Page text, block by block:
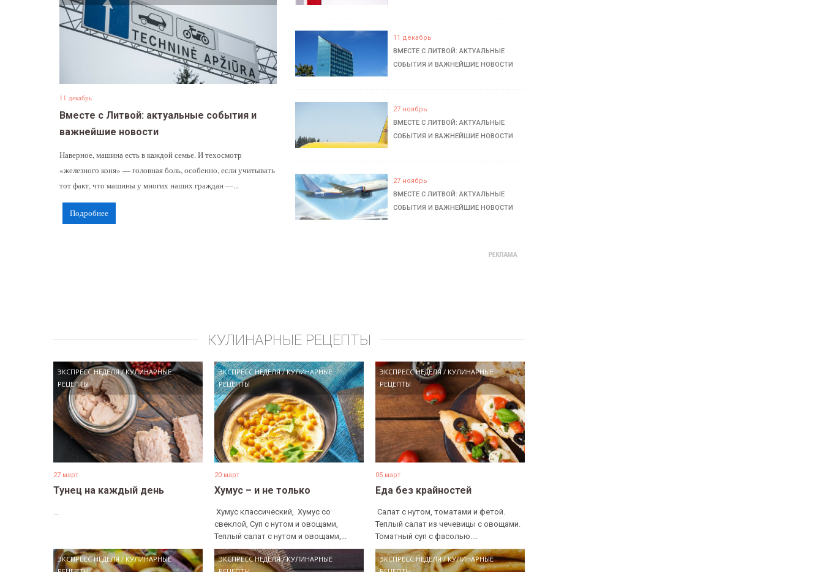
11 декабрь
Вместе с Литвой: актуальные события и
важнейшие новости
Наверное, машина есть в каждой семье. И техосмотр
«железного коня» — головная боль, особенно, если учитывать
тот факт, что машины у многих наших граждан —...
Подробнее
11 декабрь
ВМЕСТЕ С ЛИТВОЙ: АКТУАЛЬНЫЕ
СОБЫТИЯ И ВАЖНЕЙШИЕ НОВОСТИ
27 ноябрь
ВМЕСТЕ С ЛИТВОЙ: АКТУАЛЬНЫЕ
СОБЫТИЯ И ВАЖНЕЙШИЕ НОВОСТИ
27 ноябрь
ВМЕСТЕ С ЛИТВОЙ: АКТУАЛЬНЫЕ
СОБЫТИЯ И ВАЖНЕЙШИЕ НОВОСТИ
КУЛИНАРНЫЕ РЕЦЕПТЫ
ЭКСПРЕСС НЕДЕЛЯ/КУЛИНАРНЫЕ
РЕЦЕПТЫ
27 март
Тунец на каждый день
ЭКСПРЕСС НЕДЕЛЯ/КУЛИНАРНЫЕ
РЕЦЕПТЫ
20 март
Хумус – и не только
​ Хумус классический, ​ Хумус со
свеклой, Суп с нутом и овощами, ​
Теплый салат с нутом и овощами,...
ЭКСПРЕСС НЕДЕЛЯ/ КУЛИНАРНЫЕ
РЕЦЕПТЫ
05 март
Еда без крайностей
​ Салат с нутом, томатами и фетой. ​
Теплый салат из чечевицы с овощами. ​
Томатный суп с фасолью....
ЭКСПРЕСС НЕДЕЛЯ/КУЛИНАРНЫЕ
ЭКСПРЕСС НЕДЕЛЯ/КУЛИНАРНЫЕ
ЭКСПРЕСС НЕДЕЛЯ/КУЛИНАРНЫЕ